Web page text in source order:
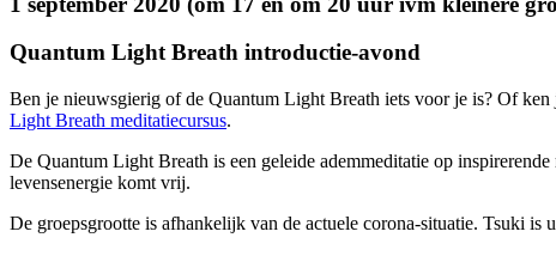
Quantum Light Breath introductie-avond
Ben je nieuwsgierig of de Quantum Light Breath iets voor je is? Of
Light Breath meditatiecursus.
De Quantum Light Breath is een geleide ademmeditatie op
levensenergie komt vrij.
De groepsgrootte is afhankelijk van de actuele corona-situatie. Tsuki